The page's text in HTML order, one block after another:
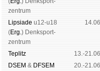
zen­trum
Lipsiade u12-u18
(Erg.) Denk­sport­
zen­trum
Tep­litz
13.-
DSEM & DFSEM
20.-